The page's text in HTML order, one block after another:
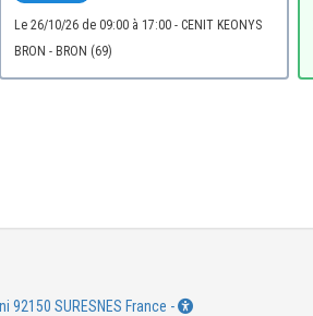
le 26/10/26 de 09:00 à 17:00 - CENIT KEONYS
BRON - BRON (69)
CENIT KEONYS SURESNES - 24 quai Galliéni 92150 SURESNES France -